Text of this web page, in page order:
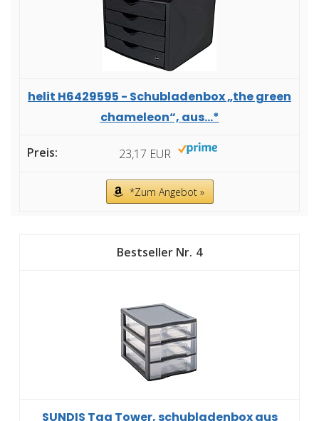
helit H6429595 - Schubladenbox „the green
chameleon“, aus...*
23,17 EUR
*Zum Angebot »
4
SUNDIS Tag Tower, schubladenbox aus